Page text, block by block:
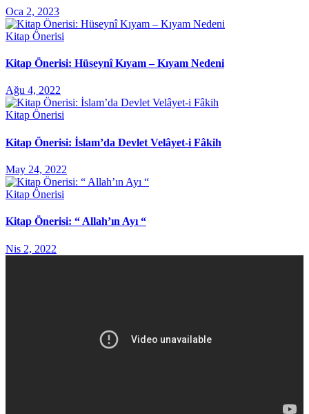
Oca 2, 2023
Kitap Önerisi
Kitap Önerisi: Hüseynî Kıyam – Kıyam Nedeni
Ağu 4, 2022
Kitap Önerisi
Kitap Önerisi: İslam’da Devlet Velâyet-i Fâkih
May 24, 2022
Kitap Önerisi
Kitap Önerisi: “ Allah’ın Ayı “
Nis 2, 2022